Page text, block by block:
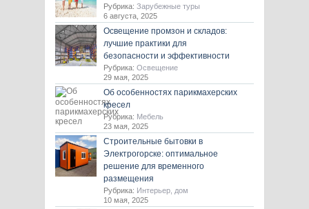
Рубрика: Зарубежные туры
6 августа, 2025
Освещение промзон и складов:
лучшие практики для
безопасности и эффективности
Рубрика: Освещение
29 мая, 2025
Об особенностях парикмахерских
кресел
Рубрика: Мебель
23 мая, 2025
Строительные бытовки в
Электрогорске: оптимальное
решение для временного
размещения
Рубрика: Интерьер, дом
10 мая, 2025